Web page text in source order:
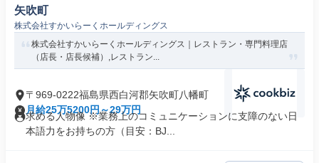
矢吹町
株式会社すかいらーくホールディングス
株式会社すかいらーくホールディングス｜レストラン・専門料理店
（店長・店長候補）,レストラン...
〒969-0222福島県西白河郡矢吹町八幡町
月給25万5200円～29万円
求める人物像 ※業務上のコミュニケーションに支障のない日
本語力をお持ちの方（目安：BJ...